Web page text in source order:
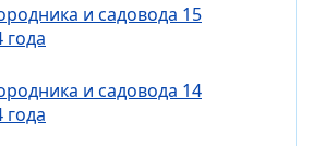
и садовода 15
года
и садовода 14
года